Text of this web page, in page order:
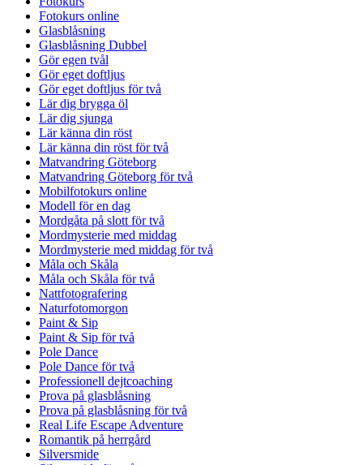
Fotokurs online
Glasblåsning
Glasblåsning Dubbel
Gör egen tvål
Gör eget doftljus
Gör eget doftljus för två
Lär dig brygga öl
Lär dig sjunga
Lär känna din röst
Lär känna din röst för två
Matvandring Göteborg
Matvandring Göteborg för två
Mobilfotokurs online
Modell för en dag
Mordgåta på slott för två
Mordmysterie med middag
Mordmysterie med middag för två
Måla och Skåla
Måla och Skåla för två
Nattfotografering
Naturfotomorgon
Paint & Sip
Paint & Sip för två
Pole Dance
Pole Dance för två
Professionell dejtcoaching
Prova på glasblåsning
Prova på glasblåsning för två
Real Life Escape Adventure
Romantik på herrgård
Silversmide